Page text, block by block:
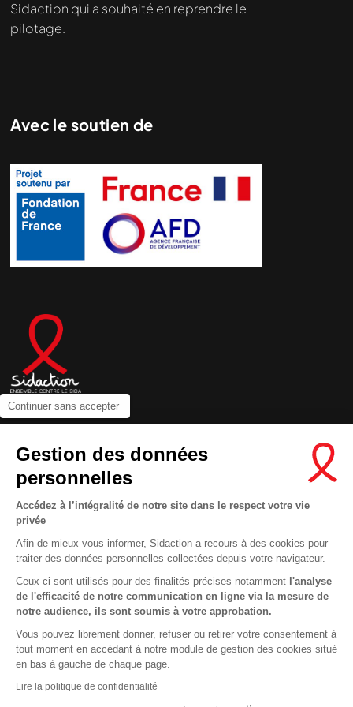
Continuer sans accepter
Gestion des données
personnelles
Accédez à l’intégralité de notre site dans le respect votre vie
privée
Afin de mieux vous informer, Sidaction a recours à des cookies pour
traiter des données personnelles collectées depuis votre navigateur.
Ceux-ci sont utilisés pour des finalités précises notamment l'analyse
de l'efficacité de notre communication en ligne via la mesure de
notre audience, ils sont soumis à votre approbation.
Vous pouvez librement donner, refuser ou retirer votre consentement à
tout moment en accédant à notre module de gestion des cookies situé
en bas à gauche de chaque page.
Lire la politique de confidentialité
Sidaction qui a souhaité en reprendre le
pilotage.
Avec le soutien de
Newsletter
Nous suivre sur les réseaux :
MENTIONS LÉGALES
CONDITIONS D’UTILISATION ET PROTECTION DES DONNÉES
COOKIES
This site uses cookies and gives you control over what you want to
En savoir plus